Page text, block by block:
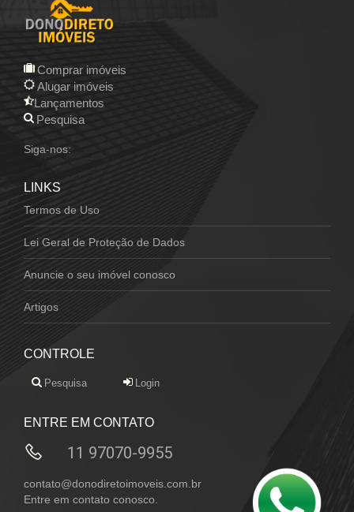
Comprar imóveis
Alugar imóveis
Lançamentos
Pesquisa
Siga-nos:
LINKS
Termos de Uso
Lei Geral de Proteção de Dados
Anuncie o seu imóvel conosco
Artigos
CONTROLE
Pesquisa Login
ENTRE EM CONTATO
11 97070-9955
contato@donodiretoimoveis.com.br
Entre em contato conosco.